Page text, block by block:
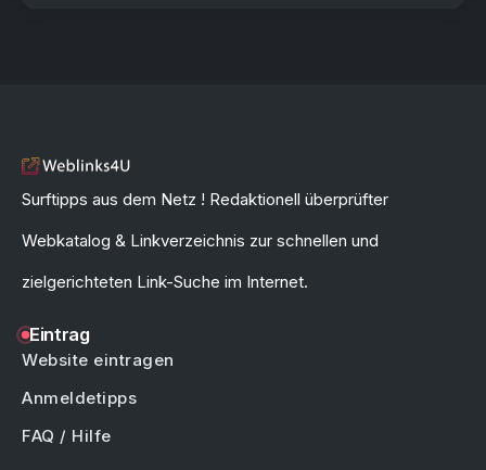
Surftipps aus dem Netz ! Redaktionell überprüfter
Webkatalog & Linkverzeichnis zur schnellen und
zielgerichteten Link-Suche im Internet.
Eintrag
Website eintragen
Anmeldetipps
FAQ / Hilfe